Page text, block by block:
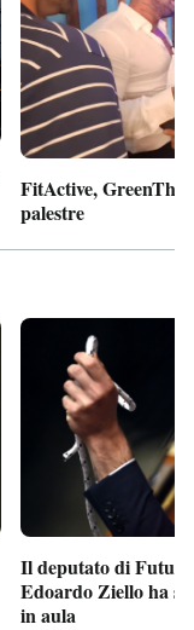
FitActive,
palestre
Il deputato di
Edoardo Ziello ha
in aula